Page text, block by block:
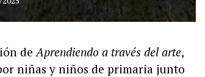
de Aprendiendo a través del arte,
niñas y niños de primaria junto